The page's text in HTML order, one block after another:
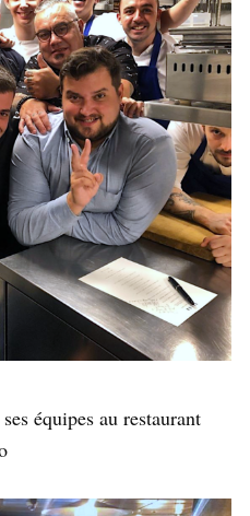
équipes au restaurant